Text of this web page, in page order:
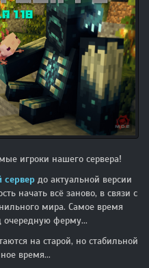
игроки нашего сервера!
до актуальной версии
начать всё заново, в связи с
мира. Самое время
очередную ферму...
на старой, но стабильной
время...